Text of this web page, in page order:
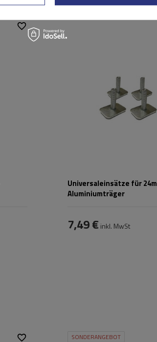
Universaleinsätze für
Aluminiumträger
7,49 € inkl. MwSt
SONDERANGEBOT